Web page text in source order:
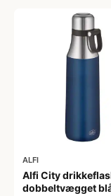
ALFI
Alfi City
dobbeltvægget